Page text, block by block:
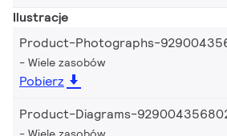
Ilustracje
Product-Photographs-
Wiele zasobów
Pobierz
Product-Diagrams-